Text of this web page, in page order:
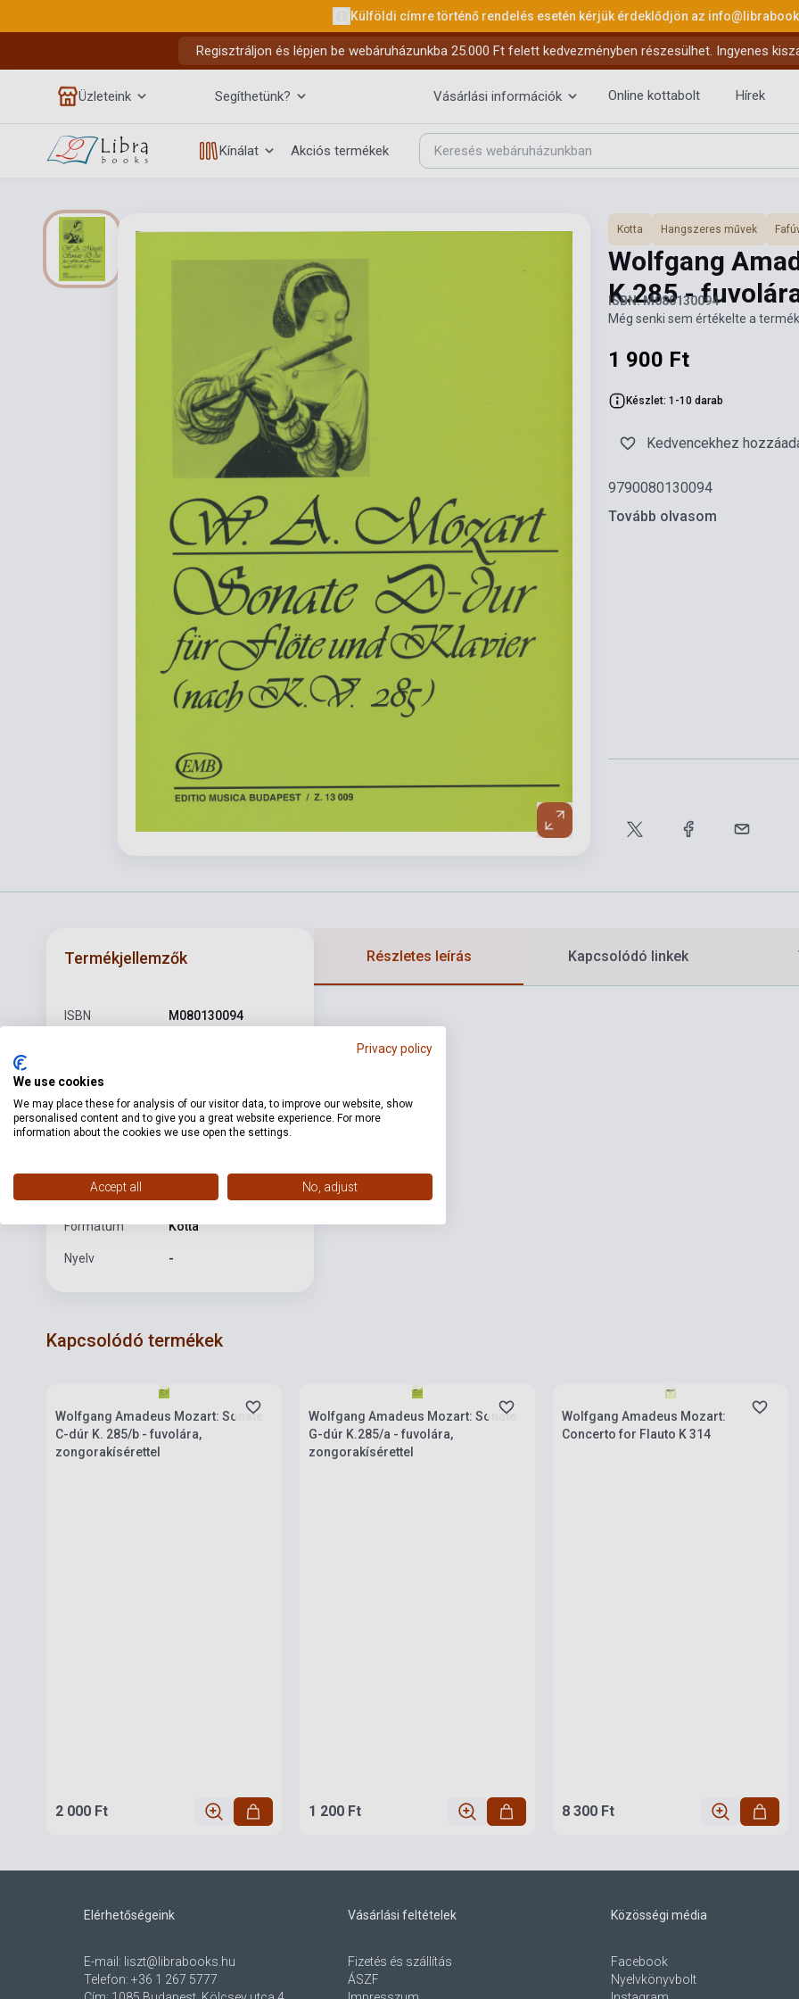
Külföldi címre történő rendelés esetén kérjük érdeklődjön az
Regisztráljon és lépjen be webáruházunkba 25.000 Ft felett kedvezményben részesülhet. Ingyenes
Üzleteink Segíthetünk? Vásárlási információk Online kottabolt Hírek
Kínálat Akciós termékek
Kotta Hangszeres művek
Wolfgang
K.285 -
ISBN: M080130094
Még senki sem értékelte a
1 900 Ft
Készlet: 1-10 darab
Kedvencekhez
9790080130094
Tovább olvasom
Termékjellemzők
ISBN M080130094
Oldalszám
Kötés Puhakötés
Kiadási év
Formátum Kotta
Nyelv -
Részletes leírás Kapcsolódó linkek
Kapcsolódó termékek
Wolfgang Amadeus Mozart: Sonate
C-dúr K. 285/b - fuvolára,
zongorakísérettel
2 000 Ft
Wolfgang Amadeus Mozart: Sonate
G-dúr K.285/a - fuvolára,
zongorakísérettel
1 200 Ft
Wolfgang Amadeus Mozart:
Concerto for Flauto K 314
8 300 Ft
Elérhetőségeink
E-mail: liszt@librabooks.hu
Telefon: +36 1 267 5777
Vásárlási feltételek
Fizetés és szállítás
ÁSZF
Közösségi média
Facebook
Nyelvkönyvbolt
Privacy policy
We use cookies
We may place these for analysis of our visitor data, to improve our website, show
personalised content and to give you a great website experience. For more
information about the cookies we use open the settings.
Accept all No, adjust